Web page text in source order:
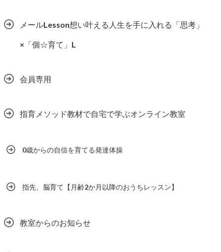
メールLesson想い叶える人生を手に入れる「思考」
×「個☆育て」L
会員専用
指育メソッド教材で自宅で学ぶオンライン教室
0歳からの自信を育てる発達体操
指先、脳育て【月齢2か月以降のおうちレッスン】
教室からのお知らせ